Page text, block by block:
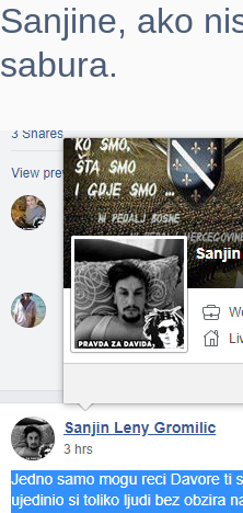
Sanjine, ako
sabura.